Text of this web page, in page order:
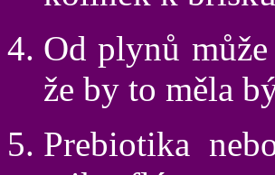
Od plynů
že by to měla
Prebiotika